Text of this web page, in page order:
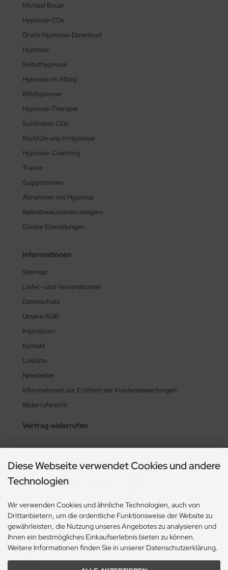
Michael Bauer
Hypnose-CDs
Gratis Hypnose-Download
Hypnose
Selbsthypnose
Hypnose im Alltag
Blitzhypnose
Hypnose-Therapie
Subliminal-CDs
Rückführung in Hypnose
Hypnose-Coaching
Trance
Suggestionen
Abnehmen mit Hypnose
Selbstbewusstsein steigern
Cookie Einstellungen
Informationen
Sitemap
Liefer- und Versandkosten
Datenschutz
Unsere AGB
Impressum
Kontakt
Linkliste
Newsletter
Informationen zur Echtheit der Kundenbewertungen
Widerrufsrecht
Vertrag widerrufen
Social Media
Diese Webseite verwendet Cookies und andere
Technologien
Wir verwenden Cookies und ähnliche Technologien, auch von
Drittanbietern, um die ordentliche Funktionsweise der Website zu
gewährleisten, die Nutzung unseres Angebotes zu analysieren und
Ihnen ein bestmögliches Einkaufserlebnis bieten zu können.
Weitere Informationen finden Sie in unserer Datenschutzerklärung.